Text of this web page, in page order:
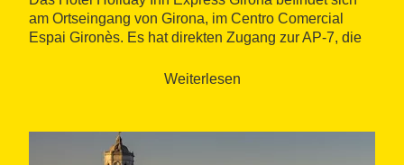
am Ortseingang von Girona, im Centro Comercial
Espai Gironès. Es hat direkten Zugang zur AP-7, die
und es befindet sich nur zwölf Kilometer vom
Weiterlesen